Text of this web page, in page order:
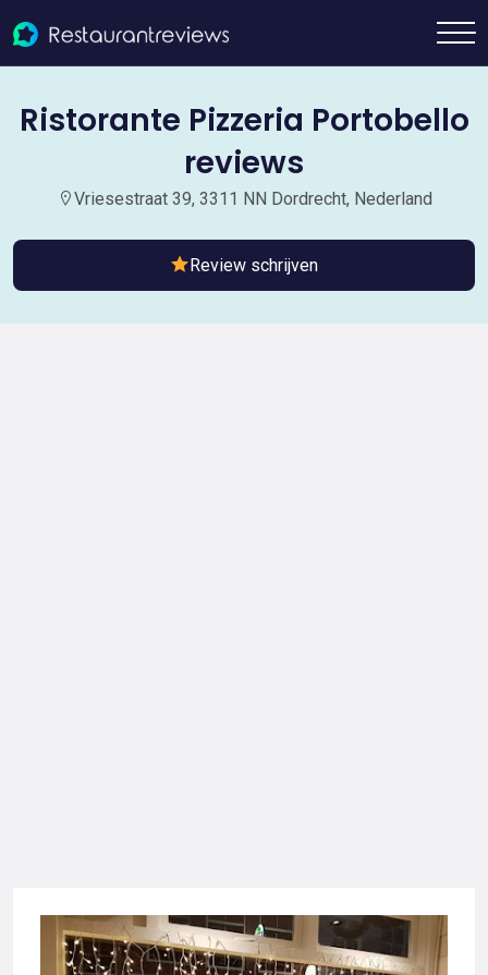
Ristorante Pizzeria Portobello
reviews
Vriesestraat 39, 3311 NN Dordrecht, Nederland
Review schrijven